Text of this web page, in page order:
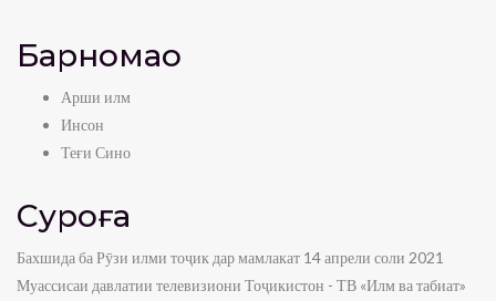
Барномаҳо
Арши илм
Инсон
Теғи Сино
Суроға
Бахшида ба Рӯзи илми тоҷик дар мамлакат 14 апрели соли 2021
Муассисаи давлатии телевизиони Тоҷикистон - ТВ «Илм ва табиат»